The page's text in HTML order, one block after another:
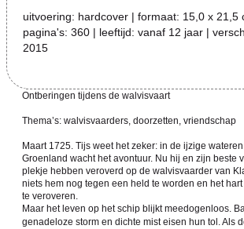
uitvoering: hardcover | formaat: 15,0 x 21,5
pagina's: 360 | leeftijd: vanaf 12 jaar |
2015
Ontberingen tijdens de walvisvaart
Thema’s: walvisvaarders, doorzetten, vriendschap
Maart 1725. Tijs weet het zeker: in de ijzige
Groenland wacht het avontuur. Nu hij en zijn beste
plekje hebben veroverd op de walvisvaarder van
niets hem nog tegen een held te worden en het
te veroveren.
Maar het leven op het schip blijkt meedogenloos.
genadeloze storm en dichte mist eisen hun tol. Als